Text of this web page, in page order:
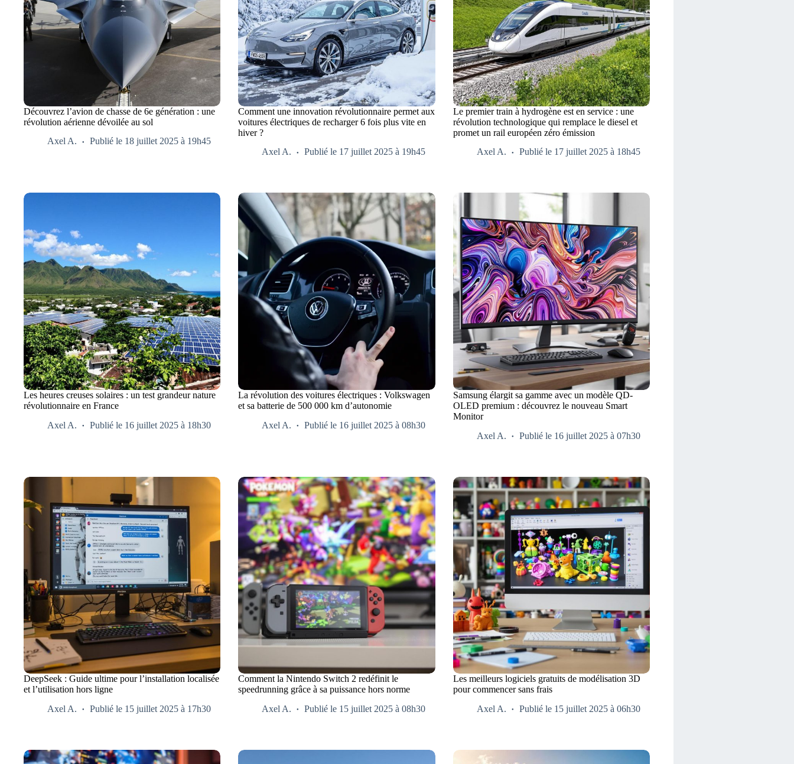
Découvrez l’avion de chasse de 6e génération : une
révolution aérienne dévoilée au sol
Axel A.
Publié le 18 juillet 2025 à 19h45
Comment une innovation révolutionnaire permet aux
voitures électriques de recharger 6 fois plus vite en
hiver ?
Axel A.
Publié le 17 juillet 2025 à 19h45
Le premier train à hydrogène est en service : une
révolution technologique qui remplace le diesel et
promet un rail européen zéro émission
Axel A.
Publié le 17 juillet 2025 à 18h45
Les heures creuses solaires : un test grandeur nature
révolutionnaire en France
Axel A.
Publié le 16 juillet 2025 à 18h30
La révolution des voitures électriques : Volkswagen
et sa batterie de 500 000 km d’autonomie
Axel A.
Publié le 16 juillet 2025 à 08h30
Samsung élargit sa gamme avec un modèle QD-
OLED premium : découvrez le nouveau Smart
Monitor
Axel A.
Publié le 16 juillet 2025 à 07h30
DeepSeek : Guide ultime pour l’installation localisée
et l’utilisation hors ligne
Axel A.
Publié le 15 juillet 2025 à 17h30
Comment la Nintendo Switch 2 redéfinit le
speedrunning grâce à sa puissance hors norme
Axel A.
Publié le 15 juillet 2025 à 08h30
Les meilleurs logiciels gratuits de modélisation 3D
pour commencer sans frais
Axel A.
Publié le 15 juillet 2025 à 06h30